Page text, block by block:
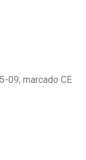
09; marcado CE